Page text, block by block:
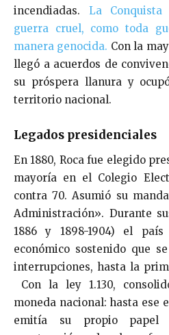
incendiadas. La
guerra cruel, como toda
manera genocida. Con la
llegó a acuerdos de
su próspera llanura y
territorio nacional.
Legados presidenciales
En 1880, Roca fue elegido
mayoría en el Colegio
contra 70. Asumió su
Administración». Durante
1886 y 1898-1904) el
económico sostenido que
interrupciones, hasta la
Con la ley 1.130,
moneda nacional: hasta ese
emitía su propio papel